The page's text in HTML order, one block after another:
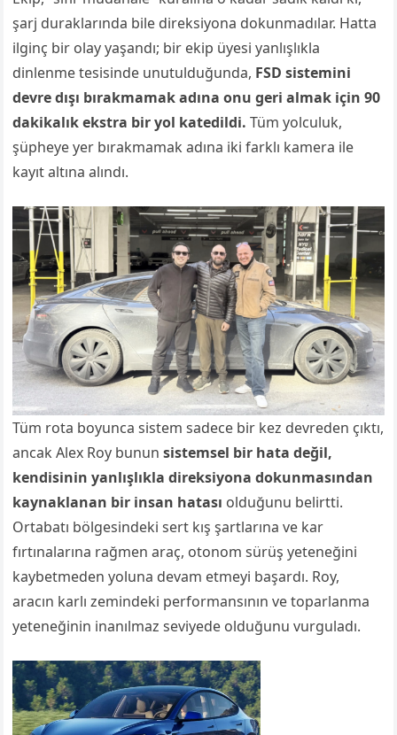
şarj duraklarında bile direksiyona dokunmadılar. Hatta
ilginç bir olay yaşandı; bir ekip üyesi yanlışlıkla
dinlenme tesisinde unutulduğunda, FSD sistemini
devre dışı bırakmamak adına onu geri almak için 90
dakikalık ekstra bir yol katedildi. Tüm yolculuk,
şüpheye yer bırakmamak adına iki farklı kamera ile
kayıt altına alındı.
Tüm rota boyunca sistem sadece bir kez devreden çıktı,
ancak Alex Roy bununsistemsel bir hata değil,
kendisinin yanlışlıkla direksiyona dokunmasından
kaynaklanan bir insan hatası olduğunu belirtti.
Ortabatı bölgesindeki sert kış şartlarına ve kar
fırtınalarına rağmen araç, otonom sürüş yeteneğini
kaybetmeden yoluna devam etmeyi başardı. Roy,
aracın karlı zemindeki performansının ve toparlanma
yeteneğinin inanılmaz seviyede olduğunu vurguladı.